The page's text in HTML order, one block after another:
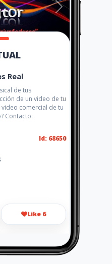
Real
de tus
de un video de tu
video comercial de tu
Contacto:
Id: 68650
Like 6